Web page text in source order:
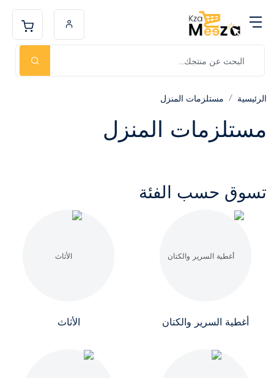
الرئيسية مستلزمات المنزل
مستلزمات المنزل
تسوق حسب الفئة
أغطية السرير والكتان الأثاث